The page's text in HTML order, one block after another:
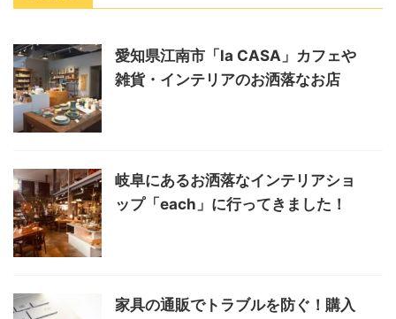
愛知県江南市「la CASA」カフェや
雑貨・インテリアのお洒落なお店
岐阜にあるお洒落なインテリアショ
ップ「each」に行ってきました！
家具の通販でトラブルを防ぐ！購入